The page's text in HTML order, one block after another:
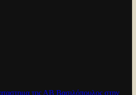
της ΑΒ Βασιλόπουλος στην